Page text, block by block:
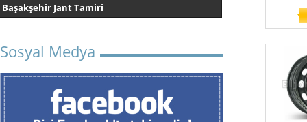
Başakşehir Jant Tamiri
Sosyal Medya